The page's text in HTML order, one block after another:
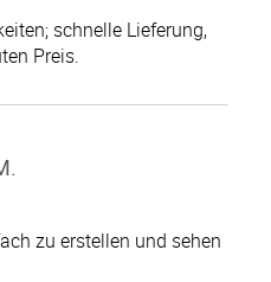
schnelle Lieferung,
Preis.
zu erstellen und sehen